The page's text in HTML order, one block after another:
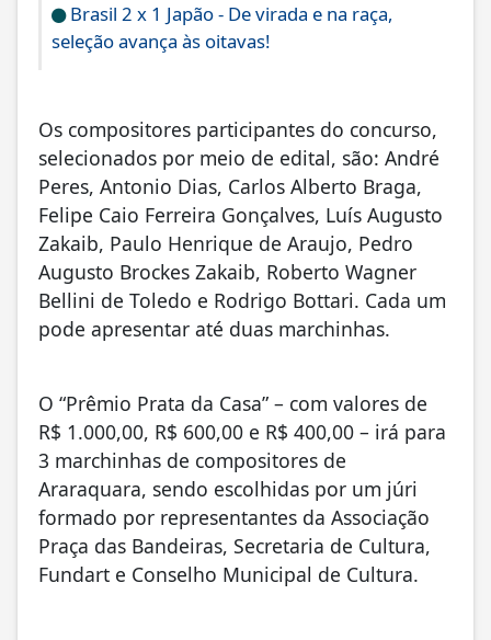
Brasil 2 x 1 Japão - De virada e na raça,
seleção avança às oitavas!
Os compositores participantes do concurso,
selecionados por meio de edital, são: André
Peres, Antonio Dias, Carlos Alberto Braga,
Felipe Caio Ferreira Gonçalves, Luís Augusto
Zakaib, Paulo Henrique de Araujo, Pedro
Augusto Brockes Zakaib, Roberto Wagner
Bellini de Toledo e Rodrigo Bottari. Cada um
pode apresentar até duas marchinhas.
O “Prêmio Prata da Casa” – com valores de
R$ 1.000,00, R$ 600,00 e R$ 400,00 – irá para
3 marchinhas de compositores de
Araraquara, sendo escolhidas por um júri
formado por representantes da Associação
Praça das Bandeiras, Secretaria de Cultura,
Fundart e Conselho Municipal de Cultura.